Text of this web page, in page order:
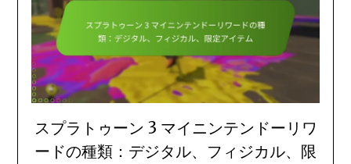
スプラトゥーン 3 マイニンテンドーリワ
ードの種類：デジタル、フィジカル、限